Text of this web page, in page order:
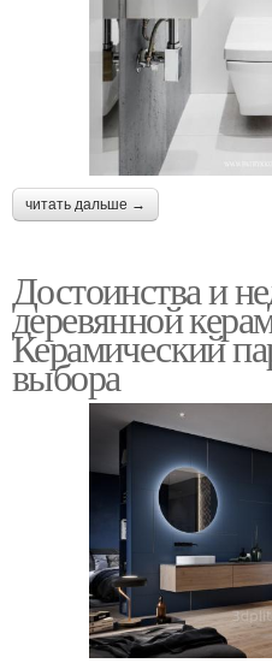
читать дальше →
Достоинства и
деревянной
Керамический
выбора